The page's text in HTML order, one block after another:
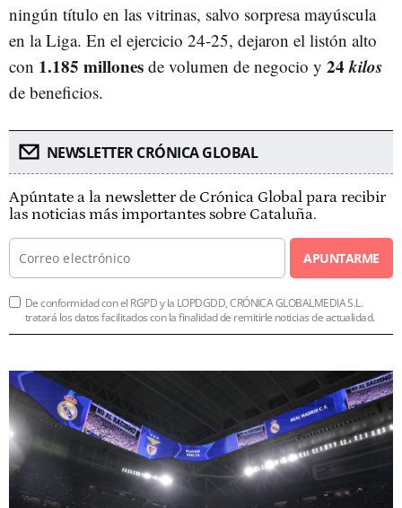
ningún título en las vitrinas, salvo sorpresa mayúscula
en la Liga. En el ejercicio 24-25, dejaron el listón alto
con 1.185 millones de volumen de negocio y 24kilos
de beneficios.
NEWSLETTER CRÓNICA GLOBAL
Apúntate a la newsletter de Crónica Global para recibir
las noticias más importantes sobre Cataluña.
APUNTARME
De conformidad con el RGPD y la LOPDGDD, CRÓNICA GLOBALMEDIA S.L.
tratará los datos facilitados con la finalidad de remitirle noticias de actualidad.